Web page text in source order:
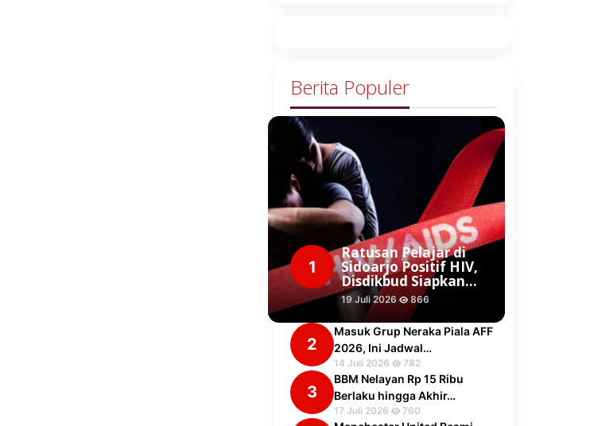
Berita Populer
1
Ratusan Pelajar di
Sidoarjo Positif HIV,
Disdikbud Siapkan…
19 Juli 2026 866
2
Masuk Grup Neraka Piala AFF
2026, Ini Jadwal…
14 Juli 2026 782
3
BBM Nelayan Rp 15 Ribu
Berlaku hingga Akhir…
17 Juli 2026 760